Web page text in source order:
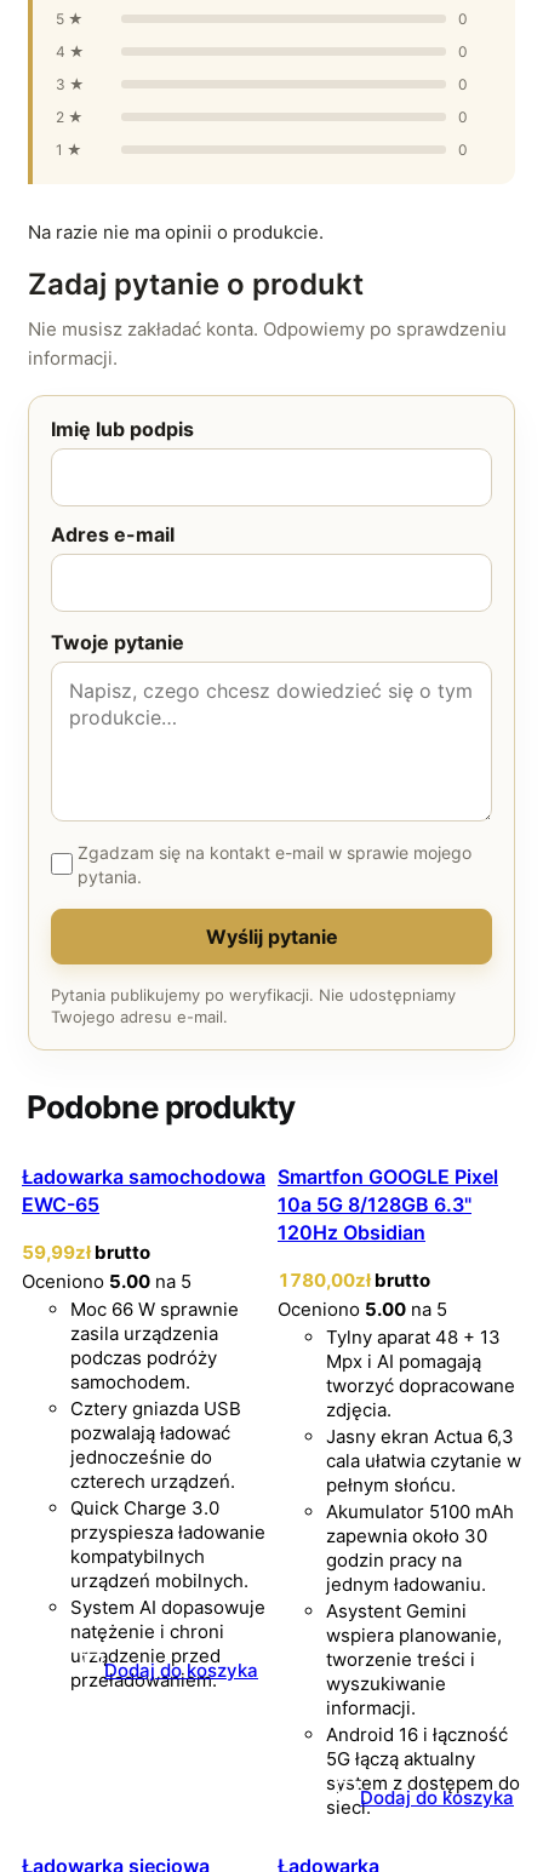
5 ★
0
4 ★
0
3 ★
0
2 ★
0
1 ★
0
Na razie nie ma opinii o produkcie.
Zadaj pytanie o produkt
Nie musisz zakładać konta. Odpowiemy po sprawdzeniu
informacji.
Imię lub podpis
Adres e-mail
Twoje pytanie
Zgadzam się na kontakt e-mail w sprawie mojego
pytania.
Wyślij pytanie
Pytania publikujemy po weryfikacji. Nie udostępniamy
Twojego adresu e-mail.
Podobne produkty
Ładowarka samochodowa
EWC-65
59,99zł brutto
Oceniono 5.00 na 5
Moc 66 W sprawnie
zasila urządzenia
podczas podróży
samochodem.
Cztery gniazda USB
pozwalają ładować
jednocześnie do
czterech urządzeń.
Quick Charge 3.0
przyspiesza ładowanie
kompatybilnych
urządzeń mobilnych.
System AI dopasowuje
natężenie i chroni
urządzenie przed
przeładowaniem.
Dodaj do koszyka
Smartfon GOOGLE Pixel
10a 5G 8/128GB 6.3"
120Hz Obsidian
1780,00zł brutto
Oceniono 5.00 na 5
Tylny aparat 48 + 13
Mpx i AI pomagają
tworzyć dopracowane
zdjęcia.
Jasny ekran Actua 6,3
cala ułatwia czytanie w
pełnym słońcu.
Akumulator 5100 mAh
zapewnia około 30
godzin pracy na
jednym ładowaniu.
Asystent Gemini
wspiera planowanie,
tworzenie treści i
wyszukiwanie
informacji.
Android 16 i łączność
5G łączą aktualny
system z dostępem do
sieci.Dodaj do koszyka
Ładowarka sieciowa Ładowarka